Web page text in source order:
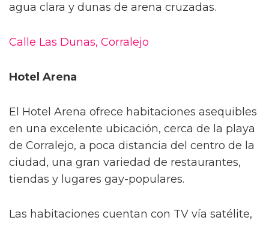
agua clara y dunas de arena cruzadas.
Calle Las Dunas, Corralejo
Hotel Arena
El Hotel Arena ofrece habitaciones asequibles
en una excelente ubicación, cerca de la playa
de Corralejo, a poca distancia del centro de la
ciudad, una gran variedad de restaurantes,
tiendas y lugares gay-populares.
Las habitaciones cuentan con TV vía satélite,